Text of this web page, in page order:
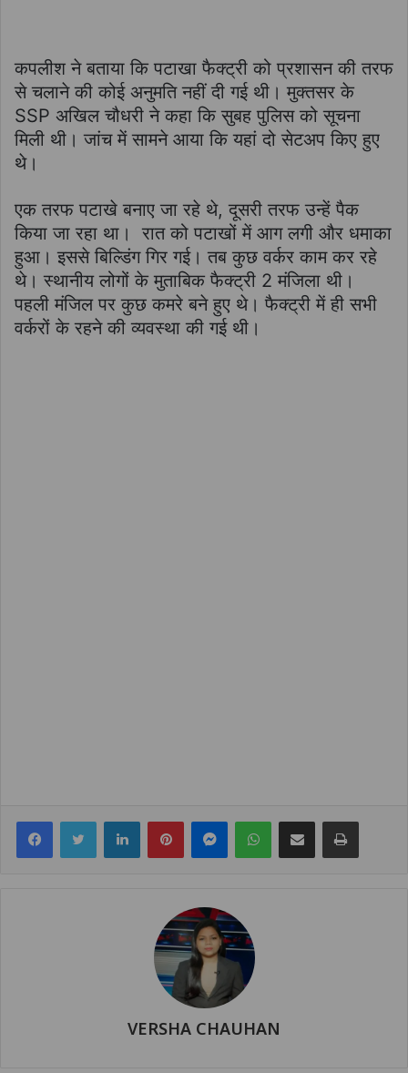
कपलीश ने बताया कि पटाखा फैक्ट्री को प्रशासन की तरफ
से चलाने की कोई अनुमति नहीं दी गई थी। मुक्तसर के
SSP अखिल चौधरी ने कहा कि सुबह पुलिस को सूचना
मिली थी। जांच में सामने आया कि यहां दो सेटअप किए हुए
थे।
एक तरफ पटाखे बनाए जा रहे थे, दूसरी तरफ उन्हें पैक
किया जा रहा था। रात को पटाखों में आग लगी और धमाका
हुआ। इससे बिल्डिंग गिर गई। तब कुछ वर्कर काम कर रहे
थे। स्थानीय लोगों के मुताबिक फैक्ट्री 2 मंजिला थी।
पहली मंजिल पर कुछ कमरे बने हुए थे। फैक्ट्री में ही सभी
वर्करों के रहने की व्यवस्था की गई थी।
FacebookTwitter LinkedInPinterestMessengerWhatsAppShare via Email Print
VERSHA CHAUHAN